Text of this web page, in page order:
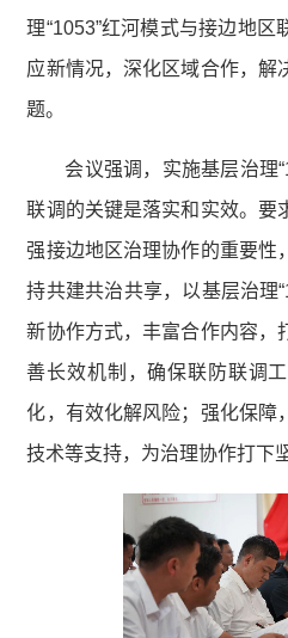
理“1053”红河模式与接边地
应新情况，深化区域合作，解
题。
会议强调，实施基层治理
联调的关键是落实和实效。要
强接边地区治理协作的重要性
持共建共治共享，以基层治理
新协作方式，丰富合作内容，
善长效机制，确保联防联调
化，有效化解风险；强化保障
技术等支持，为治理协作打下